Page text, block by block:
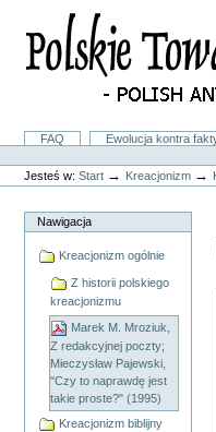
skróty
nawigacji
FAQ Ewolucja kontra
Narzędzia
osobiste
Jesteś w: Start → Kreacjonizm →
Nawigacja
Kreacjonizm ogólnie
Z historii polskiego
kreacjonizmu
Marek M. Mroziuk,
Z redakcyjnej poczty;
Mieczysław Pajewski,
"Czy to naprawdę jest
takie proste?" (1995)
Kreacjonizm biblijny